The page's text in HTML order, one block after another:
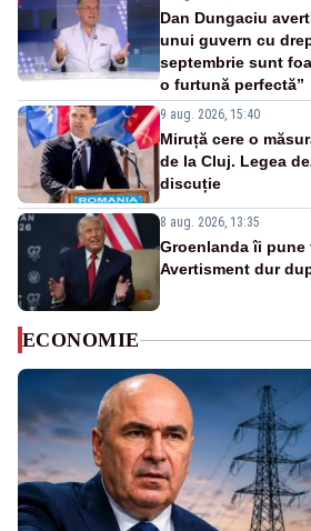
Dan Dungaciu
unui guvern cu
septembrie sunt
o furtună perfectă”
9 aug. 2026, 15:40
Miruță cere o
de la Cluj. Legea
discuție
8 aug. 2026, 13:35
Groenlanda îi pune
Avertisment dur
ECONOMIE